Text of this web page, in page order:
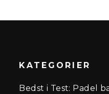
KATEGORIER
Bedst i Test: Padel